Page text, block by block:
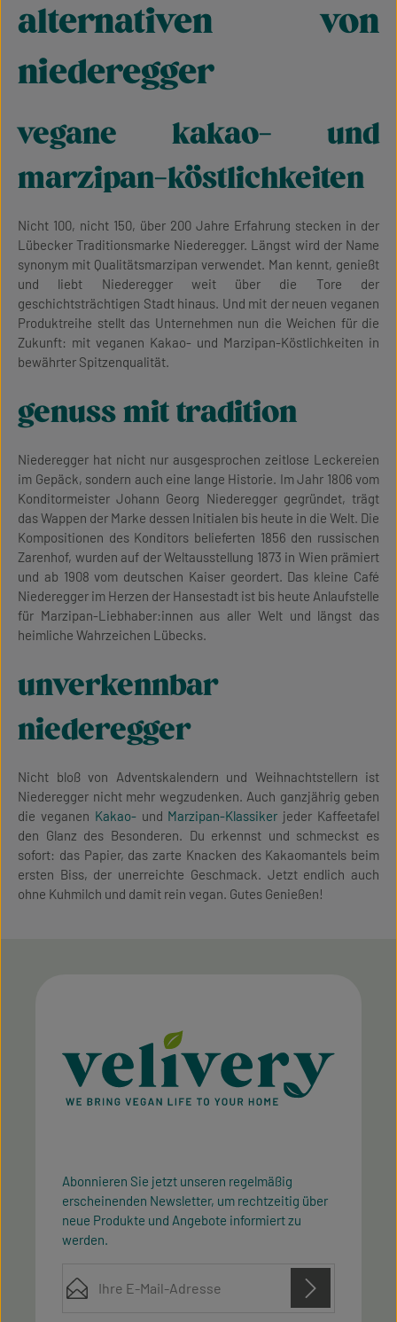
alternativen von
niederegger
vegane kakao- und
marzipan-köstlichkeiten
Nicht 100, nicht 150, über 200 Jahre Erfahrung stecken in der
Lübecker Traditionsmarke Niederegger. Längst wird der Name
synonym mit Qualitätsmarzipan verwendet. Man kennt, genießt
und liebt Niederegger weit über die Tore der
geschichtsträchtigen Stadt hinaus. Und mit der neuen veganen
Produktreihe stellt das Unternehmen nun die Weichen für die
Zukunft: mit veganen Kakao- und Marzipan-Köstlichkeiten in
bewährter Spitzenqualität.
genuss mit tradition
Niederegger hat nicht nur ausgesprochen zeitlose Leckereien
im Gepäck, sondern auch eine lange Historie. Im Jahr 1806 vom
Konditormeister Johann Georg Niederegger gegründet, trägt
das Wappen der Marke dessen Initialen bis heute in die Welt. Die
Kompositionen des Konditors belieferten 1856 den russischen
Zarenhof, wurden auf der Weltausstellung 1873 in Wien prämiert
und ab 1908 vom deutschen Kaiser geordert. Das kleine Café
Niederegger im Herzen der Hansestadt ist bis heute Anlaufstelle
für Marzipan-Liebhaber:innen aus aller Welt und längst das
heimliche Wahrzeichen Lübecks.
unverkennbar
niederegger
Nicht bloß von Adventskalendern und Weihnachtstellern ist
Niederegger nicht mehr wegzudenken. Auch ganzjährig geben
die veganen Kakao-und Marzipan-Klassiker jeder Kaffeetafel
den Glanz des Besonderen. Du erkennst und schmeckst es
sofort: das Papier, das zarte Knacken des Kakaomantels beim
ersten Biss, der unerreichte Geschmack. Jetzt endlich auch
ohne Kuhmilch und damit rein vegan. Gutes Genießen!
Abonnieren Sie jetzt unseren regelmäßig
erscheinenden Newsletter, um rechtzeitig über
neue Produkte und Angebote informiert zu
werden.